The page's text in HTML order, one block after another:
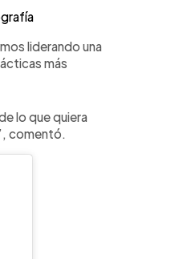
liderando una
más
lo que quiera
comentó.